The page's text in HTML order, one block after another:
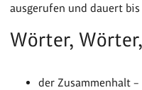
ausgerufen und dauert
Wörter,
der Zusammenhalt